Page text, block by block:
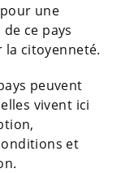
une
ce pays
la citoyenneté.
peuvent
vivent ici
et